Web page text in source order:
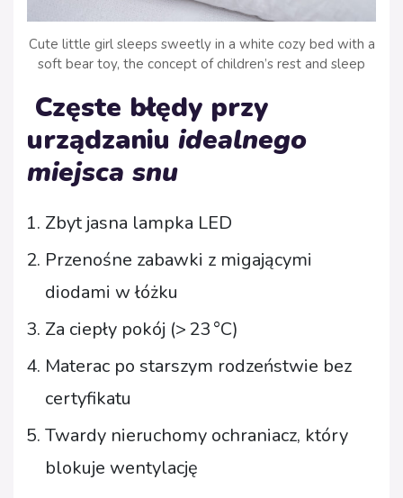
Cute little girl sleeps sweetly in a white cozy bed with a
soft bear toy, the concept of children’s rest and sleep
Częste błędy przy
urządzaniu idealnego
miejsca snu
Zbyt jasna lampka LED
Przenośne zabawki z migającymi
diodami w łóżku
Za ciepły pokój (> 23 °C)
Materac po starszym rodzeństwie bez
certyfikatu
Twardy nieruchomy ochraniacz, który
blokuje wentylację